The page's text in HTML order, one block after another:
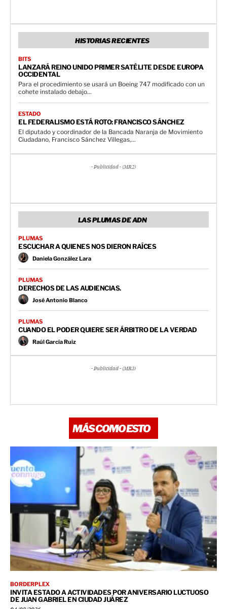
HISTORIAS RECIENTES
BITS
LANZARÁ REINO UNIDO PRIMER SATÉLITE DESDE EUROPA
OCCIDENTAL
Para el procedimiento se usará un Boeing 747 modificado con un
cohete instalado debajo...
ESTADO
EL FEDERALISMO ESTÁ ROTO: FRANCISCO SÁNCHEZ
El diputado y coordinador de la Bancada Naranja de Movimiento
Ciudadano, Francisco Sánchez Villegas,...
- Publicidad - (MR2)
LAS PLUMAS DE ADN
PLUMAS
ESCUCHAR A QUIENES NOS DIERON RAÍCES
Daniela González Lara
PLUMAS
DERECHOS DE LAS AUDIENCIAS.
José Antonio Blanco
PLUMAS
CUANDO EL PODER QUIERE SER ÁRBITRO DE LA VERDAD
Raúl García Ruiz
- Publicidad - (MR3)
MÁS COMO ESTO
BORDERPLEX
INVITA ESTADO A ACTIVIDADES POR ANIVERSARIO LUCTUOSO
DE JUAN GABRIEL EN CIUDAD JUÁREZ